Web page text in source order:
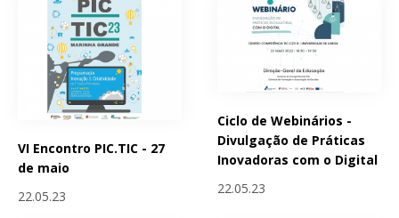
VI Encontro PIC.TIC - 27
de maio
22.05.23
Ciclo de Webinários -
Divulgação de Práticas
Inovadoras com o Digital
22.05.23